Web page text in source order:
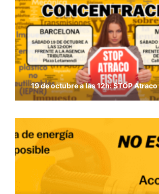
19 de octubre a las 12h: STOP